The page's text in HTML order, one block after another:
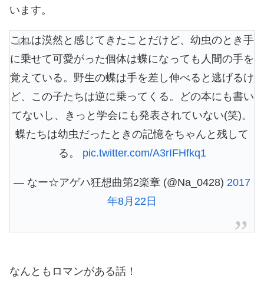
います。
これは漠然と感じてきたことだけど、幼虫のとき手
に乗せて可愛がった個体は蝶になっても人間の手を
覚えている。野生の蝶は手を差し伸べると逃げるけ
ど、この子たちは逆に乗ってくる。どの本にも書い
てないし、きっと学会にも発表されていない(笑)。
蝶たちは幼虫だったときの記憶をちゃんと残して
る。 pic.twitter.com/A3rIFHfkq1
— なー☆アゲハ狂想曲第2楽章 (@Na_0428) 2017
年8月22日
なんともロマンがある話！